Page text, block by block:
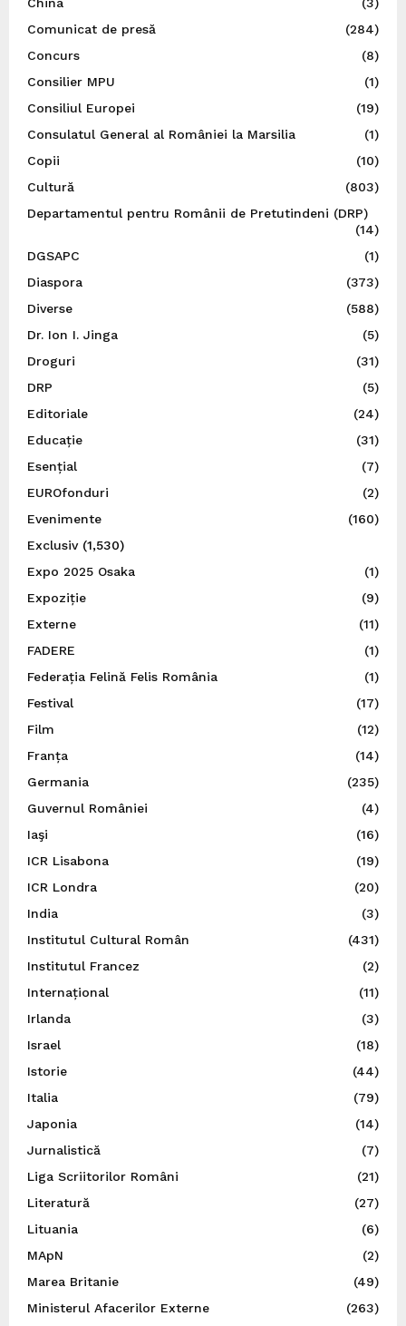
China
(3)
Comunicat de presă
(284)
Concurs
(8)
Consilier MPU
(1)
Consiliul Europei
(19)
Consulatul General al României la Marsilia
(1)
Copii
(10)
Cultură
(803)
Departamentul pentru Românii de Pretutindeni (DRP)
(14)
DGSAPC
(1)
Diaspora
(373)
Diverse
(588)
Dr. Ion I. Jinga
(5)
Droguri
(31)
DRP
(5)
Editoriale
(24)
Educație
(31)
Esențial
(7)
EUROfonduri
(2)
Evenimente
(160)
Exclusiv(1,530)
Expo 2025 Osaka
(1)
Expoziție
(9)
Externe
(11)
FADERE
(1)
Federația Felină Felis România
(1)
Festival
(17)
Film
(12)
Franța
(14)
Germania
(235)
Guvernul României
(4)
Iaşi
(16)
ICR Lisabona
(19)
ICR Londra
(20)
India
(3)
Institutul Cultural Român
(431)
Institutul Francez
(2)
Internațional
(11)
Irlanda
(3)
Israel
(18)
Istorie
(44)
Italia
(79)
Japonia
(14)
Jurnalistică
(7)
Liga Scriitorilor Români
(21)
Literatură
(27)
Lituania
(6)
MApN
(2)
Marea Britanie
(49)
Ministerul Afacerilor Externe
(263)